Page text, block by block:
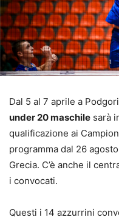
Dal 5 al 7 aprile a
under 20 maschile sarà
qualificazione ai
programma dal 26
Grecia. C’è anche il
i convocati.
Questi i 14 azzurrini